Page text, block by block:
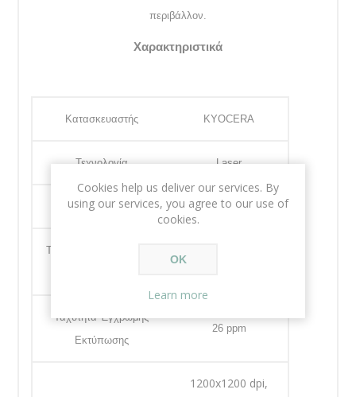
περιβάλλον.
Χαρακτηριστικά
Κατασκευαστής KYOCERA
Τεχνολογία Laser
Τύπος Εκτύπωσης Color
Ταχύτητα Ασπρόμαυρης
Ταχύτητα Έγχρωμης
Εκτύπωσης
26 ppm
1200x1200 dpi,
Cookies help us deliver our services. By
using our services, you agree to our use of
cookies.
OK
Learn more